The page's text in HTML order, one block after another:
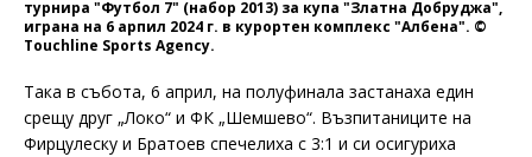
турнира "Футбол 7" (набор 2013) за купа "Златна Добруджа",
играна на 6 арпил 2024 г. в курортен комплекс "Албена". ©
Touchline Sports Agency.
Така в събота, 6 април, на полуфинала застанаха един
срещу друг „Локо“ и ФК „Шемшево“. Възпитаниците на
Фирцулеску и Братоев спечелиха с 3:1 и си осигуриха